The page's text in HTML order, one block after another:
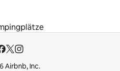
Airbnb, Inc.